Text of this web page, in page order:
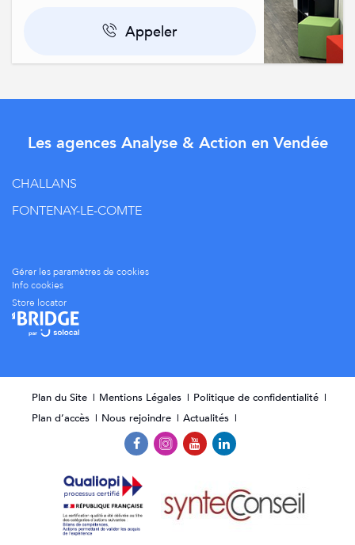
Appeler
Les agences Analyse & Action en Vendée
CHALLANS
FONTENAY-LE-COMTE
Gérer les paramètres de cookies
Info cookies
Store locator
Plan du Site Mentions Légales
Politique de confidentialité
Plan d’accès
Nous rejoindre Actualités